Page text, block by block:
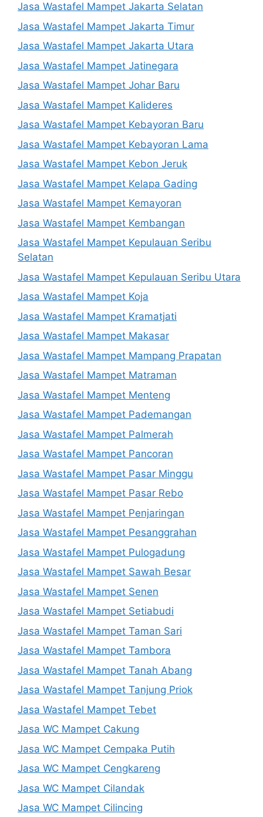
Jasa Wastafel Mampet Jakarta Selatan
Jasa Wastafel Mampet Jakarta Timur
Jasa Wastafel Mampet Jakarta Utara
Jasa Wastafel Mampet Jatinegara
Jasa Wastafel Mampet Johar Baru
Jasa Wastafel Mampet Kalideres
Jasa Wastafel Mampet Kebayoran Baru
Jasa Wastafel Mampet Kebayoran Lama
Jasa Wastafel Mampet Kebon Jeruk
Jasa Wastafel Mampet Kelapa Gading
Jasa Wastafel Mampet Kemayoran
Jasa Wastafel Mampet Kembangan
Jasa Wastafel Mampet Kepulauan Seribu
Selatan
Jasa Wastafel Mampet Kepulauan Seribu Utara
Jasa Wastafel Mampet Koja
Jasa Wastafel Mampet Kramatjati
Jasa Wastafel Mampet Makasar
Jasa Wastafel Mampet Mampang Prapatan
Jasa Wastafel Mampet Matraman
Jasa Wastafel Mampet Menteng
Jasa Wastafel Mampet Pademangan
Jasa Wastafel Mampet Palmerah
Jasa Wastafel Mampet Pancoran
Jasa Wastafel Mampet Pasar Minggu
Jasa Wastafel Mampet Pasar Rebo
Jasa Wastafel Mampet Penjaringan
Jasa Wastafel Mampet Pesanggrahan
Jasa Wastafel Mampet Pulogadung
Jasa Wastafel Mampet Sawah Besar
Jasa Wastafel Mampet Senen
Jasa Wastafel Mampet Setiabudi
Jasa Wastafel Mampet Taman Sari
Jasa Wastafel Mampet Tambora
Jasa Wastafel Mampet Tanah Abang
Jasa Wastafel Mampet Tanjung Priok
Jasa Wastafel Mampet Tebet
Jasa WC Mampet Cakung
Jasa WC Mampet Cempaka Putih
Jasa WC Mampet Cengkareng
Jasa WC Mampet Cilandak
Jasa WC Mampet Cilincing